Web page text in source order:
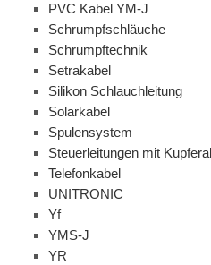
PVC Kabel YM-J
Schrumpfschläuche
Schrumpftechnik
Setrakabel
Silikon Schlauchleitung
Solarkabel
Spulensystem
Steuerleitungen mit
Telefonkabel
UNITRONIC
Yf
YMS-J
YR